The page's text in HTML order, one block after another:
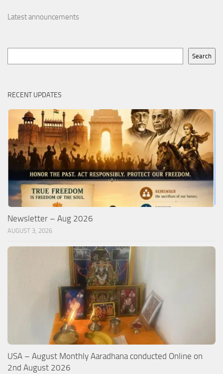
Latest announcements
Search
RECENT UPDATES
Newsletter – Aug 2026
AUGUST 3, 2026
USA – August Monthly Aaradhana conducted Online on
2nd August 2026